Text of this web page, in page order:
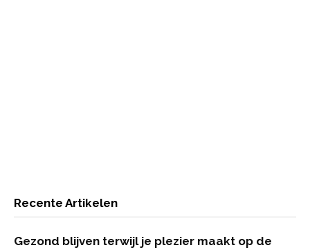
Recente Artikelen
Gezond blijven terwijl je plezier maakt op de